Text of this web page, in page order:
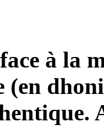
à la